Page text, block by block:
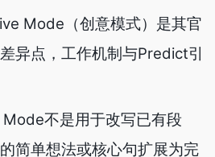
Mode（创意模式）是其官
异点，工作机制与Predict引
Mode不是用于改写已有段
简单想法或核心句扩展为完